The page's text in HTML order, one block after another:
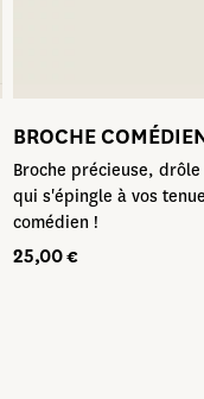
BROCHE
Broche précieuse,
qui s'épingle à vos
comédien !
25,00€